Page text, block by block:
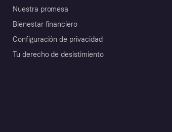
Nuestra promesa
Bienestar financiero
Configuración de privacidad
Tu derecho de desistimiento